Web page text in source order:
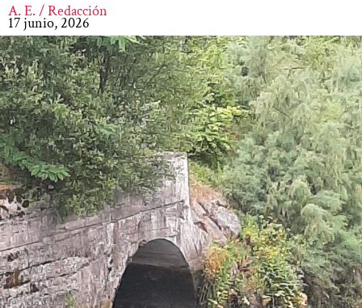
A. E. / Redacción
17 junio, 2026